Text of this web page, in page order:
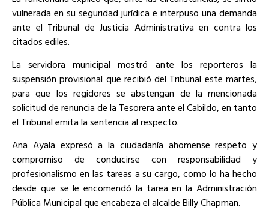
vulnerada en su seguridad jurídica e interpuso una demanda
ante el Tribunal de Justicia Administrativa en contra los
citados ediles.
La servidora municipal mostró ante los reporteros la
suspensión provisional que recibió del Tribunal este martes,
para que los regidores se abstengan de la mencionada
solicitud de renuncia de la Tesorera ante el Cabildo, en tanto
el Tribunal emita la sentencia al respecto.
Ana Ayala expresó a la ciudadanía ahomense respeto y
compromiso de conducirse con responsabilidad y
profesionalismo en las tareas a su cargo, como lo ha hecho
desde que se le encomendó la tarea en la Administración
Pública Municipal que encabeza el alcalde Billy Chapman.